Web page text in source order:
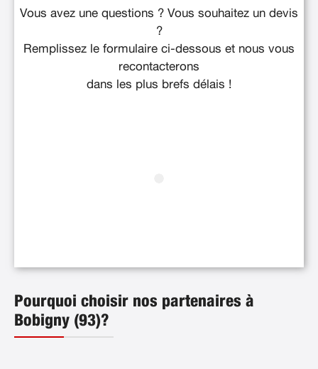
Vous avez une questions ? Vous souhaitez un devis
?
Remplissez le formulaire ci-dessous et nous vous
recontacterons
dans les plus brefs délais !
Pourquoi choisir nos partenaires à
Bobigny (93)?